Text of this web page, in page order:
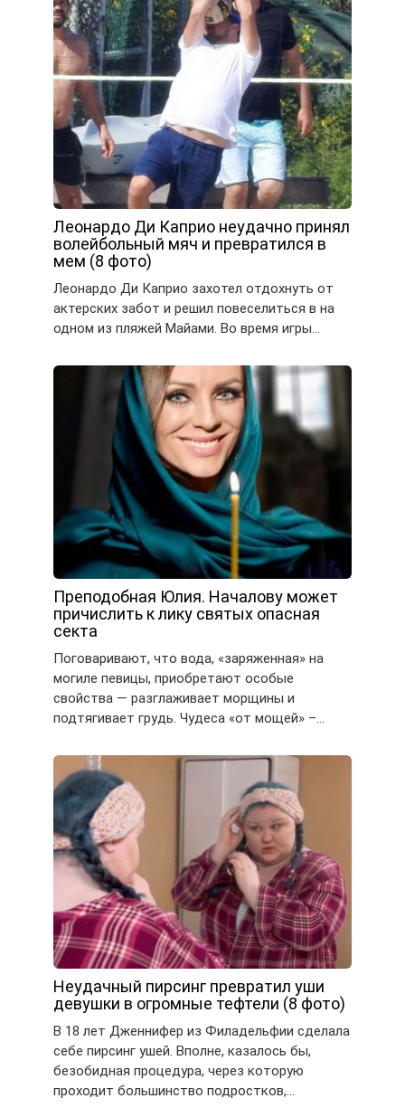
Леонардо Ди Каприо неудачно принял
волейбольный мяч и превратился в
мем (8 фото)
Леонардо Ди Каприо захотел отдохнуть от
актерских забот и решил повеселиться в на
одном из пляжей Майами. Во время игры…
Преподобная Юлия. Началову может
причислить к лику святых опасная
секта
Поговаривают, что вода, «заряженная» на
могиле певицы, приобретают особые
свойства — разглаживает морщины и
подтягивает грудь. Чудеса «от мощей» –…
Неудачный пирсинг превратил уши
девушки в огромные тефтели (8 фото)
В 18 лет Дженнифер из Филадельфии сделала
себе пирсинг ушей. Вполне, казалось бы,
безобидная процедура, через которую
проходит большинство подростков,…